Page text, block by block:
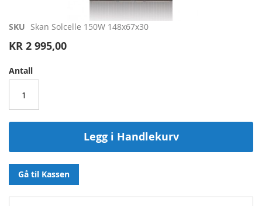
SKU Skan Solcelle 150W 148x67x30
KR 2 995,00
Antall
Legg i Handlekurv
Gå til Kassen
Gå
begynnelsen
bildegalleri